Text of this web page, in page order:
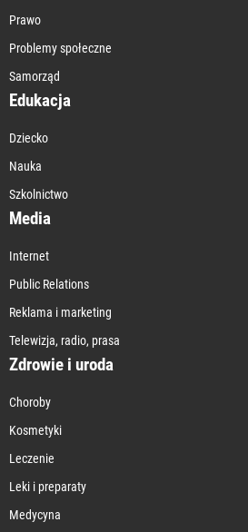
Prawo
Problemy społeczne
Samorząd
Edukacja
Dziecko
Nauka
Szkolnictwo
Media
Internet
Public Relations
Reklama i marketing
Telewizja, radio, prasa
Zdrowie i uroda
Choroby
Kosmetyki
Leczenie
Leki i preparaty
Medycyna